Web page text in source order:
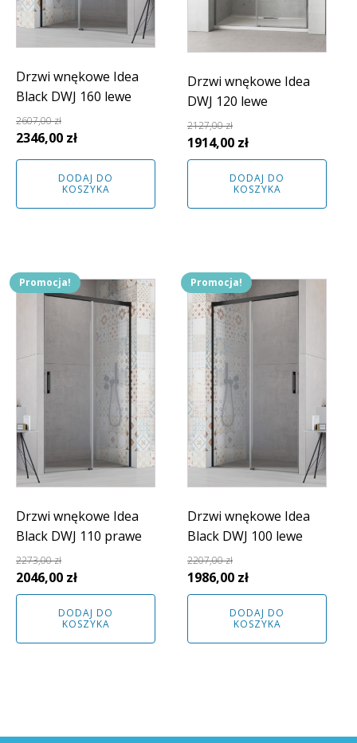
Drzwi wnękowe Idea
Black DWJ 160 lewe
2607,00zł
Pierwotna
cena
wynosiła:
2607,00 zł.
2346,00 złAktualna
cena
wynosi:
2346,00 zł.
DODAJ DO
KOSZYKA
Drzwi wnękowe Idea
DWJ 120 lewe
2127,00zł
Pierwotna
cena
wynosiła:
2127,00 zł.
1914,00 złAktualna
cena
wynosi:
DODAJ DO
KOSZYKA
Promocja!
Drzwi wnękowe Idea
Black DWJ 110 prawe
2273,00zł
Pierwotna
cena
wynosiła:
2273,00 zł.
2046,00 złAktualna
cena
wynosi:
DODAJ DO
KOSZYKA
Promocja!
Drzwi wnękowe Idea
Black DWJ 100 lewe
2207,00zł
Pierwotna
cena
wynosiła:
2207,00 zł.
1986,00 złAktualna
cena
wynosi:
DODAJ DO
KOSZYKA